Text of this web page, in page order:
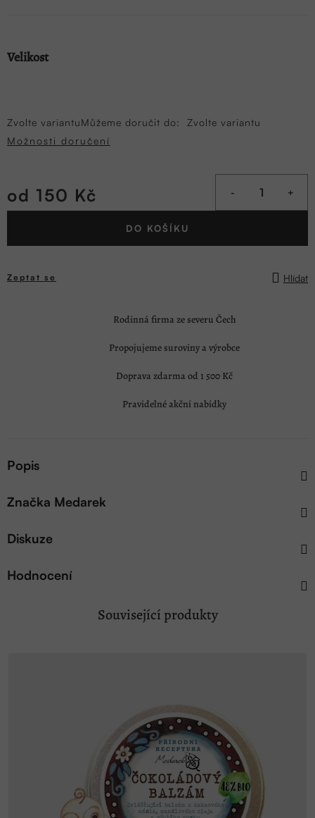
Velikost
Zvolte variantuMůžeme doručit do:
Zvolte variantu
Možnosti doručení
od 150 Kč
Měrná
DO KOŠÍKU
Zeptat se Hlídat
Rodinná firma ze severu Čech
Propojujeme suroviny a výrobce
Doprava zdarma od 1 500 Kč
Pravidelné akční nabídky
Popis
Značka Medarek
Diskuze
Hodnocení
Související produkty